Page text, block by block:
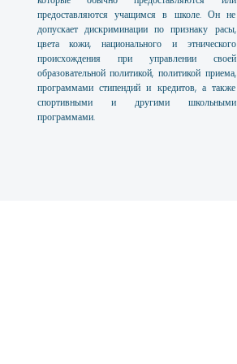
предоставляются учащимся в школе. Он не
допускает дискриминации по признаку расы,
цвета кожи, национального и этнического
происхождения при управлении своей
образовательной политикой, политикой приема,
программами стипендий и кредитов, а также
спортивными и другими школьными
программами.